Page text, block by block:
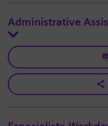
Administrative